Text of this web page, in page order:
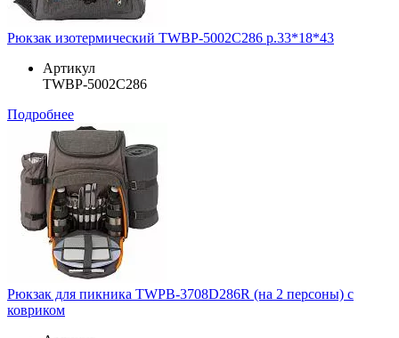
Рюкзак изотермический TWBP-5002C286 р.33*18*43
Артикул
TWBP-5002C286
Подробнее
Рюкзак для пикника TWPB-3708D286R (на 2 персоны) с
ковриком